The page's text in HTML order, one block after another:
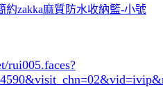
rui005.faces?